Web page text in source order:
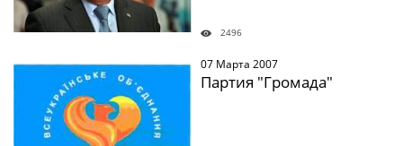
2496
" /> 07 Марта 2007
Партия "Громада"